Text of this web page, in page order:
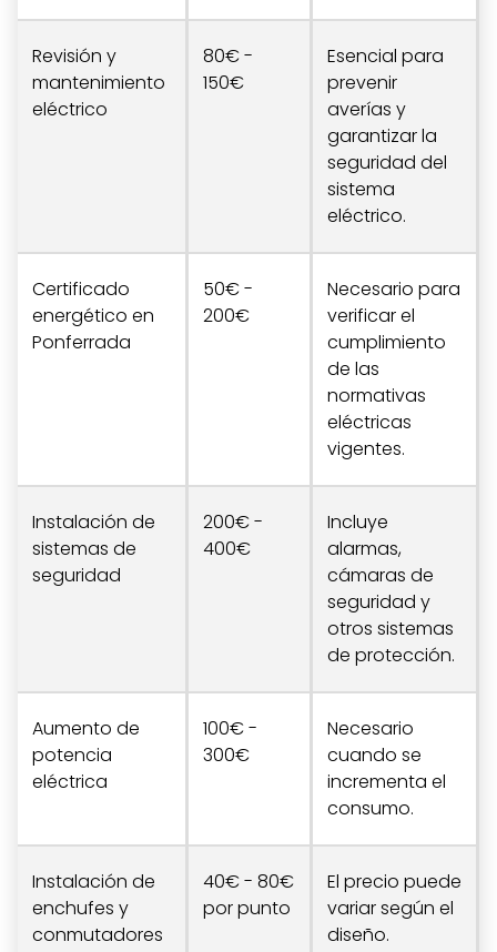
Revisión y
mantenimiento
eléctrico
80€ -
150€
Esencial para
prevenir
averías y
garantizar la
seguridad del
sistema
eléctrico.
Certificado
energético en
Ponferrada
50€ -
200€
Necesario para
verificar el
cumplimiento
de las
normativas
eléctricas
vigentes.
Instalación de
sistemas de
seguridad
200€ -
400€
Incluye
alarmas,
cámaras de
seguridad y
otros sistemas
de protección.
Aumento de
potencia
eléctrica
100€ -
300€
Necesario
cuando se
incrementa el
consumo.
Instalación de
enchufes y
conmutadores
40€ - 80€
por punto
El precio puede
variar según el
diseño.